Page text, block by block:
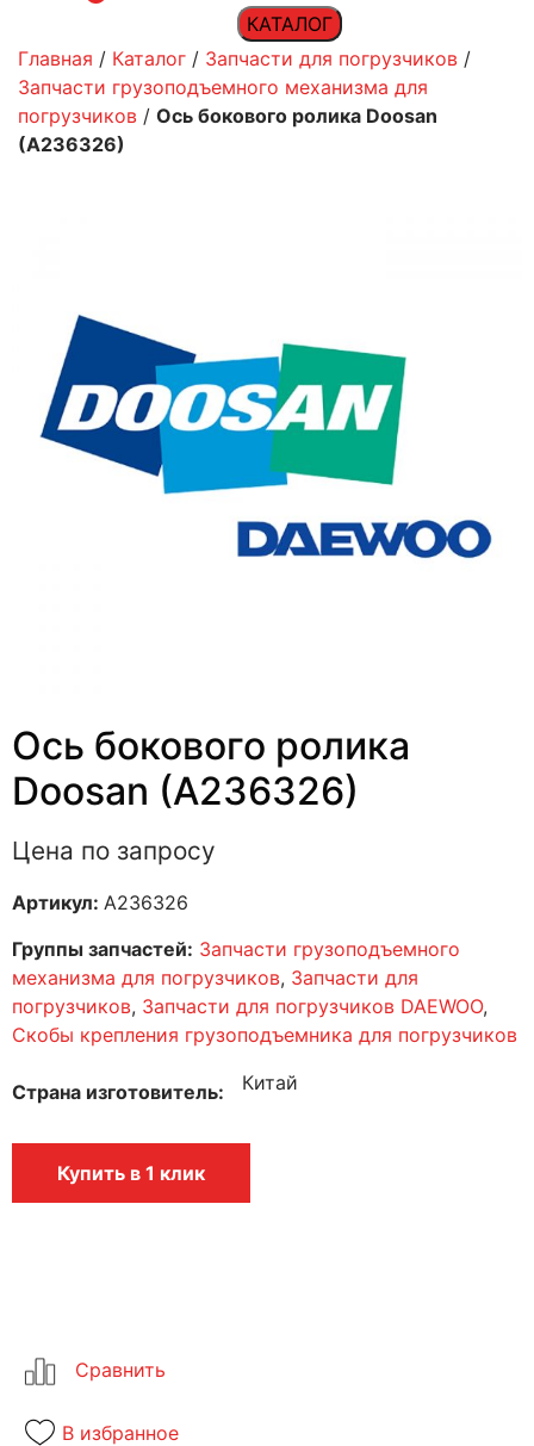
КАТАЛОГ
Главная / Каталог / Запчасти для погрузчиков /
Запчасти грузоподъемного механизма для
погрузчиков / Ось бокового ролика Doosan
(A236326)
Ось бокового ролика
Doosan (A236326)
Цена по запросу
Артикул: A236326
Группы запчастей: Запчасти грузоподъемного
механизма для погрузчиков, Запчасти для
погрузчиков, Запчасти для погрузчиков DAEWOO,
Скобы крепления грузоподъемника для погрузчиков
Страна изготовитель Китай
Купить в 1 клик
В избранное